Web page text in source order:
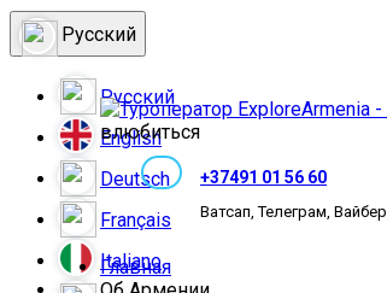
Русский
Русский
English
Deutsch
Français
Italiano
влюбиться
+37491 01 56 60
Ватсап, Телеграм, Вайбер
Главная